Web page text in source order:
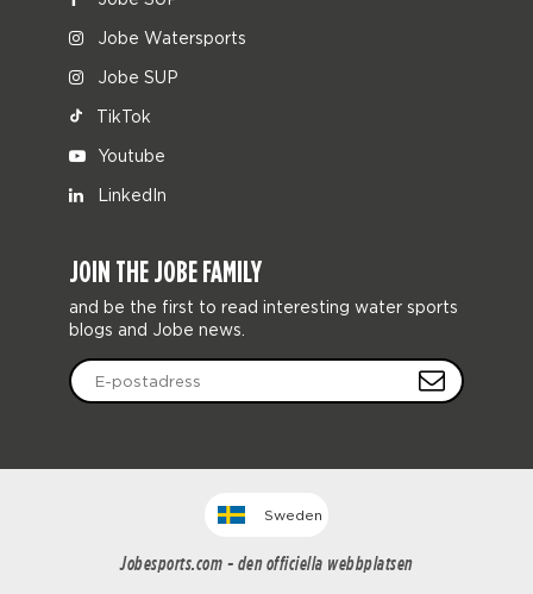
Jobe Watersports
Jobe SUP
TikTok
Youtube
LinkedIn
JOIN THE JOBE FAMILY
and be the first to read interesting water sports
blogs and Jobe news.
Sweden
Jobesports.com - den officiella webbplatsen